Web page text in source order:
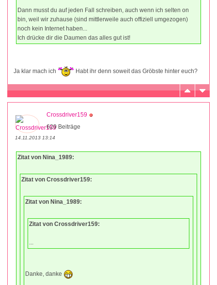
Dann musst du auf jeden Fall schreiben, auch wenn ich selten on
bin, weil wir zuhause (sind mittlerweile auch offiziell umgezogen)
noch kein Internet haben...
Ich drücke dir die Daumen das alles gut ist!
Ja klar mach ich Habt ihr denn soweit das Gröbste hinter euch?
Crossdriver159
629 Beiträge
14.11.2013 13:14
Zitat von Nina_1989:
Zitat von Crossdriver159:
Zitat von Nina_1989:
Zitat von Crossdriver159:
...
Danke, danke